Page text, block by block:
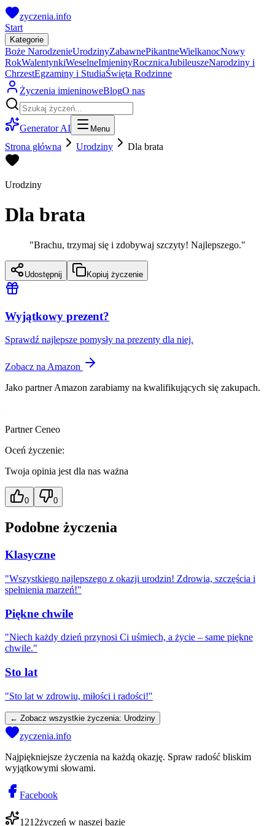
zyczenia.info
Start
Kategorie
Boże NarodzenieUrodzinyZabawnePikantneWielkanocNowy
RokWalentynkiWeselneImieninyRocznicaJubileuszeNarodziny i
ChrzestEgzaminy i StudiaŚwięta Rodzinne
Życzenia imieninoweBlogO nas
Generator AI Menu
Strona główna Urodziny Dla brata
Urodziny
Dla brata
"Brachu, trzymaj się i zdobywaj szczyty! Najlepszego."
Udostępnij Kopiuj życzenie
Wyjątkowy prezent?
Sprawdź najlepsze pomysły na prezenty dla niej.
Zobacz na Amazon
Jako partner Amazon zarabiamy na kwalifikujących się zakupach.
Partner Ceneo
Oceń życzenie:
Twoja opinia jest dla nas ważna
0 0
Podobne życzenia
Klasyczne
"Wszystkiego najlepszego z okazji urodzin! Zdrowia, szczęścia i
spełnienia marzeń!"
Piękne chwile
"Niech każdy dzień przynosi Ci uśmiech, a życie – same piękne
chwile."
Sto lat
"Sto lat w zdrowiu, miłości i radości!"
← Zobacz wszystkie życzenia: Urodziny
zyczenia.info
Najpiękniejsze życzenia na każdą okazję. Spraw radość bliskim
wyjątkowymi słowami.
Facebook
1212życzeń w naszej bazie